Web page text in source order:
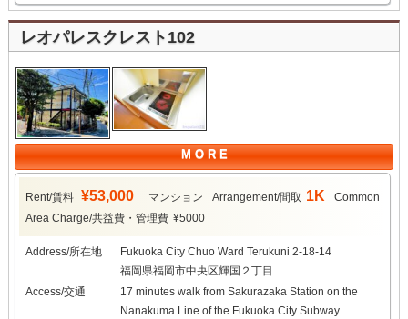
レオパレスクレスト102
M O R E
Rent/賃料 ¥53,000 マンション Arrangement/間取 1K
Common
Area Charge/共益費・管理費 ¥5000
Address/所在地
Fukuoka City Chuo Ward Terukuni 2-18-14
福岡県福岡市中央区輝国２丁目
Access/交通
17 minutes walk from Sakurazaka Station on the
Nanakuma Line of the Fukuoka City Subway